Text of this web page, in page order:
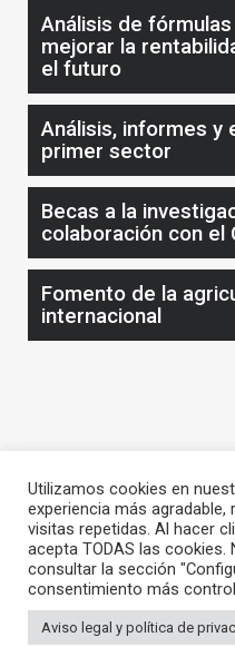
Análisis de
mejorar la
el futuro
Análisis, informes y
primer sector
Becas a la
colaboración con el
Fomento de la
internacional
Utilizamos cookies en
experiencia más
visitas repetidas. Al hacer
acepta TODAS las
consultar la sección
consentimiento más
Aviso legal y política de